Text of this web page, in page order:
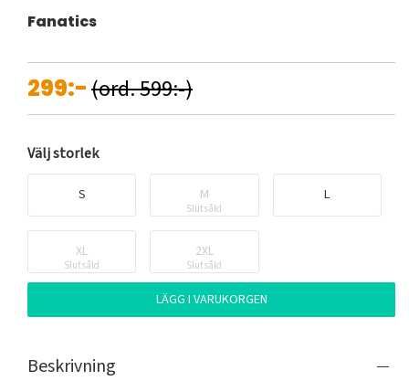
Fanatics
299:-(ord. 599:-)
Välj storlek
S M
Slutsåld
L
XL
Slutsåld
2XL
Slutsåld
LÄGG I VARUKORGEN
Beskrivning